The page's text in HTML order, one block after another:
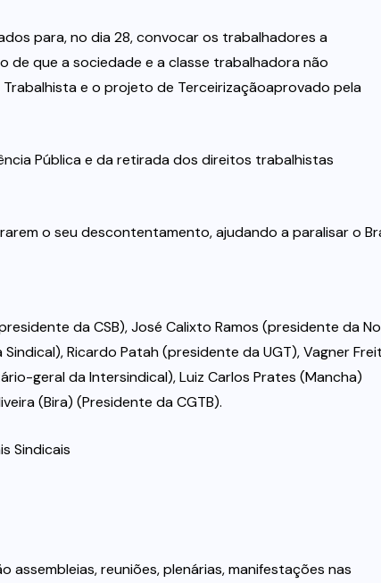
para, no dia 28, convocar os trabalhadores a
de que a sociedade e a classe trabalhadora não
e o projeto de Terceirizaçãoaprovado pela
Pública e da retirada dos direitos trabalhistas
o seu descontentamento, ajudando a paralisar o
da CSB), José Calixto Ramos (presidente da
Ricardo Patah (presidente da UGT), Vagner
geral da Intersindical), Luiz Carlos Prates (Mancha)
(Bira) (Presidente da CGTB).
Sindicais
reuniões, plenárias, manifestações nas